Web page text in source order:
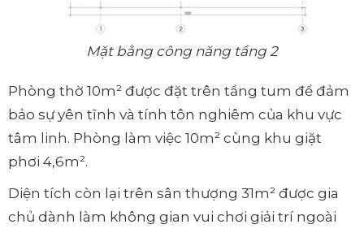
Mặt bằng công năng tầng 2
Phòng thờ 10m² được đặt trên tầng tum để đảm
bảo sự yên tĩnh và tính tôn nghiêm của khu vực
tâm linh. Phòng làm việc 10m² cùng khu giặt
phơi 4,6m².
Diện tích còn lại trên sân thượng 31m² được gia
chủ dành làm không gian vui chơi giải trí ngoài